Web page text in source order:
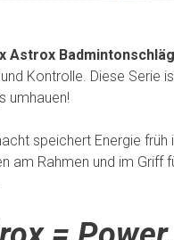
Astrox
Kontrolle. Diese Serie
umhauen!
speichert Energie
am Rahmen und im Griff